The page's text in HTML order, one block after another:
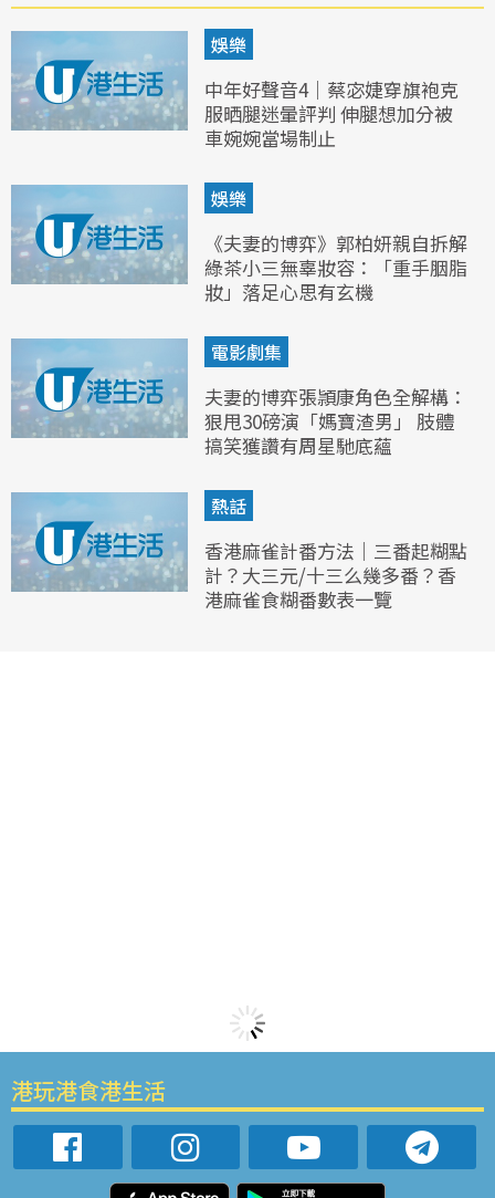
娛樂
中年好聲音4｜蔡宓婕穿旗袍克
服晒腿迷暈評判 伸腿想加分被
車婉婉當場制止
娛樂
《夫妻的博弈》郭柏妍親自拆解
綠茶小三無辜妝容：「重手胭脂
妝」落足心思有玄機
電影劇集
夫妻的博弈張頴康角色全解構：
狠甩30磅演「媽寶渣男」 肢體
搞笑獲讚有周星馳底蘊
熱話
香港麻雀計番方法｜三番起糊點
計？大三元/十三么幾多番？香
港麻雀食糊番數表一覽
港玩港食港生活